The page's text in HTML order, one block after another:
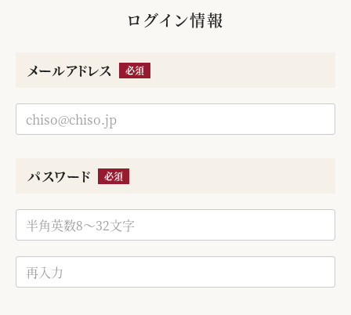
ログイン情報
メールアドレス 必須
パスワード 必須